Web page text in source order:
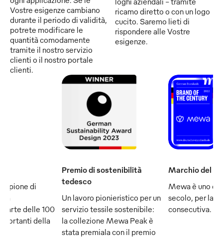
Vostre esigenze cambiano
durante il periodo di validità,
potrete modificare le
quantità comodamente
tramite il nostro servizio
clienti o il nostro portale
clienti.
ricamo diretto o con un logo
cucito. Saremo lieti di
rispondere alle Vostre
esigenze.
di
fa
delle 100
della
Premio di sostenibilità
tedesco
Un lavoro pionieristico per un
servizio tessile sostenibile:
la collezione Mewa Peak è
stata premiala con il premio
Marchio del
Mewa è uno
secolo, per la
consecutiva.